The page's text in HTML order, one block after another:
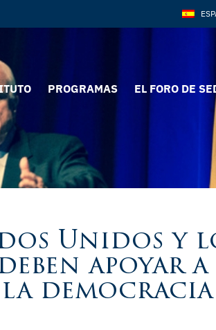
PROGRAMAS EL FORO DE
Unidos y
apoyar a
democracia